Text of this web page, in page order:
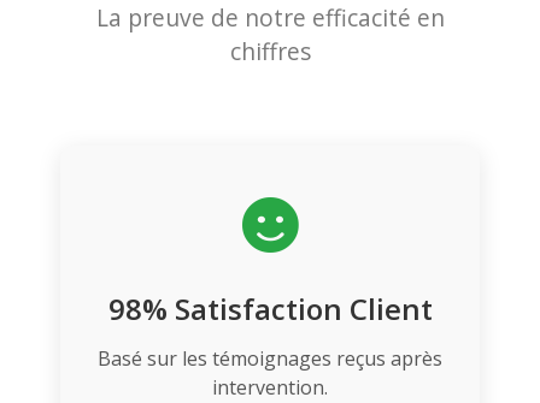
La preuve de notre efficacité en
chiffres
98% Satisfaction Client
Basé sur les témoignages reçus après
intervention.